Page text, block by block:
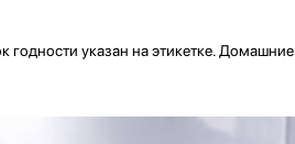
указан на этикетке.